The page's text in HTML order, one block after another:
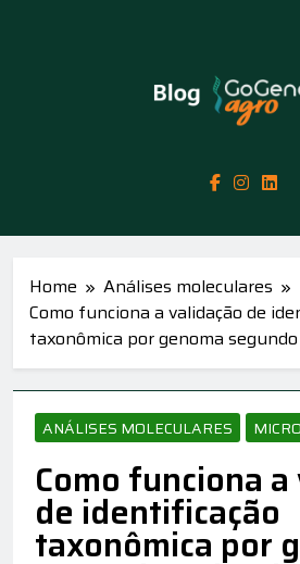
Inovação Em
Home
Análises moleculares
Como funciona a validação de
taxonômica por genoma
ANÁLISES MOLECULARES
Como funciona
de identificação
taxonômica por